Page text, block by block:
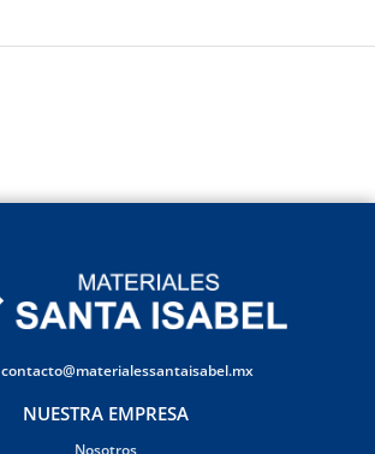
contacto@materialessantaisabel.mx
NUESTRA EMPRESA